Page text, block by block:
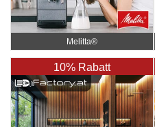
Melitta®
10% Rabatt